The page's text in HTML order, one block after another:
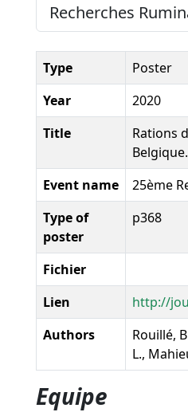
Recherches
Type
Poster
Year
2020
Title
Rations
Belgique.
Event name
25ème
Type of
poster
p368
Fichier
Lien
http://
Authors
Rouillé,
L.,
Equipe